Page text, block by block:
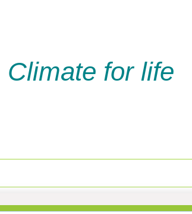
Climate for life